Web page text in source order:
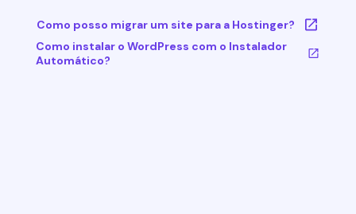
Como posso migrar um site para a Hostinger?
Como instalar o WordPress com o Instalador
Automático?